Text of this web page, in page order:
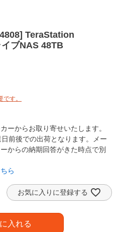
TeraStation
ブNAS 48TB
す。
ーからお取り寄せいたします。
前後での出荷となります。メー
からの納期回答がきた時点で別
ら
お気に入りに登録する
入れる